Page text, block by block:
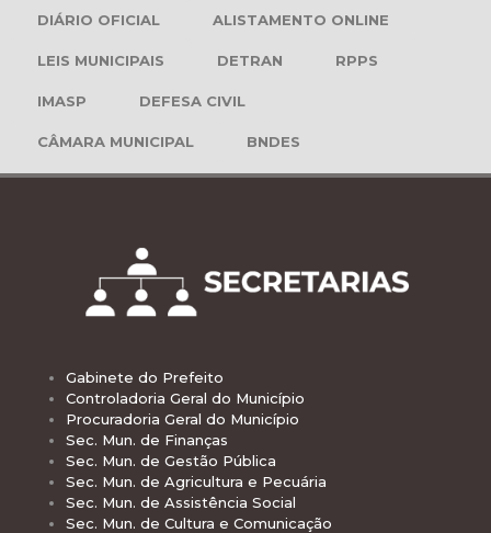
DIÁRIO OFICIAL ALISTAMENTO ONLINE
LEIS MUNICIPAIS DETRAN RPPS
IMASP DEFESA CIVIL
CÂMARA MUNICIPAL BNDES
Gabinete do Prefeito
Controladoria Geral do Município
Procuradoria Geral do Município
Sec. Mun. de Finanças
Sec. Mun. de Gestão Pública
Sec. Mun. de Agricultura e Pecuária
Sec. Mun. de Assistência Social
Sec. Mun. de Cultura e Comunicação